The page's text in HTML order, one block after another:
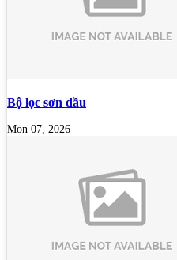
Bộ lọc sơn dầu
Mon 07, 2026